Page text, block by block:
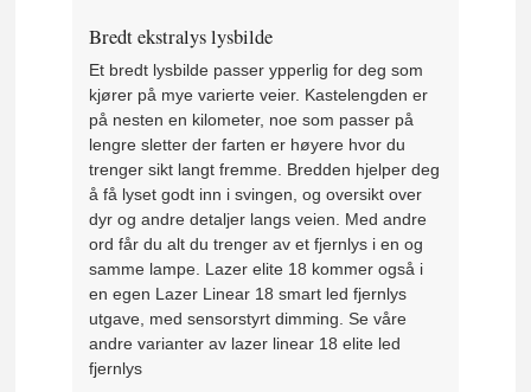
Bredt ekstralys lysbilde
Et bredt lysbilde passer ypperlig for deg som
kjører på mye varierte veier. Kastelengden er
på nesten en kilometer, noe som passer på
lengre sletter der farten er høyere hvor du
trenger sikt langt fremme. Bredden hjelper deg
å få lyset godt inn i svingen, og oversikt over
dyr og andre detaljer langs veien. Med andre
ord får du alt du trenger av et fjernlys i en og
samme lampe. Lazer elite 18 kommer også i
en egen Lazer Linear 18 smart led fjernlys
utgave, med sensorstyrt dimming. Se våre
andre varianter av lazer linear 18 elite led
fjernlys